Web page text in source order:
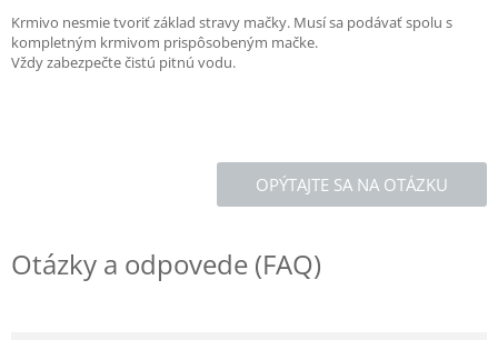
Krmivo nesmie tvoriť základ stravy mačky. Musí sa podávať spolu s
kompletným krmivom prispôsobeným mačke.
Vždy zabezpečte čistú pitnú vodu.
OPÝTAJTE SA NA OTÁZKU
Otázky a odpovede (FAQ)